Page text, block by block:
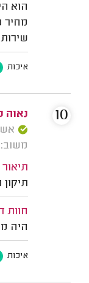
הוא
מחיר
איכות
נאוה
אשרור:
משוב: 21/01/2026
חוות
היה
איכות
10